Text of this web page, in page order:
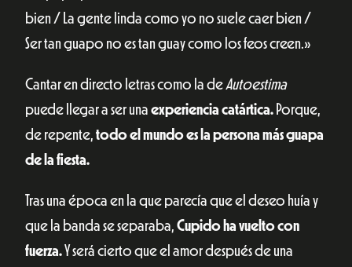
bien / La gente linda como yo no suele caer bien /
Ser tan guapo no es tan guay como los feos creen.»
Cantar en directo letras como la deAutoestima
puede llegar a ser una experiencia catártica. Porque,
de repente, todo el mundo es la persona más guapa
de la fiesta.
Tras una época en la que parecía que el deseo huía y
que la banda se separaba, Cupido ha vuelto con
fuerza.Y será cierto que el amor después de una